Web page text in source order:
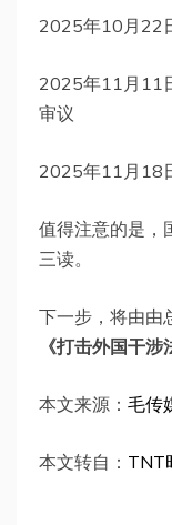
2025年10月22
2025年11月11
审议
2025年11月18
值得注意的是，
三读。
下一步，将由由
《打击外国干涉
本文来源： 毛传
本文转自： TNT